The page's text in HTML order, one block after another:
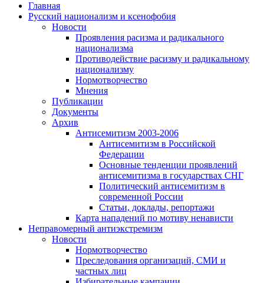
Главная
Русский национализм и ксенофобия
Новости
Проявления расизма и радикального
национализма
Противодействие расизму и радикальному
национализму
Нормотворчество
Мнения
Публикации
Документы
Архив
Антисемитизм 2003-2006
Антисемитизм в Российской
Федерации
Основные тенденции проявлений
антисемитизма в государствах СНГ
Политический антисемитизм в
современной России
Статьи, доклады, репортажи
Карта нападений по мотиву ненависти
Неправомерный антиэкстремизм
Новости
Нормотворчество
Преследования организаций, СМИ и
частных лиц